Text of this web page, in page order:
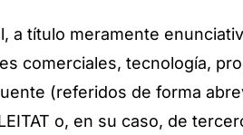
título meramente
comerciales, tecnología,
(referidos de forma
o, en su caso, de